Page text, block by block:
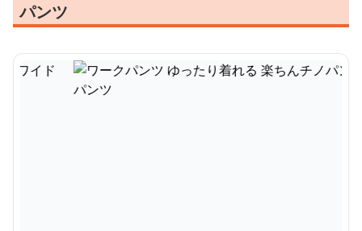
パンツ